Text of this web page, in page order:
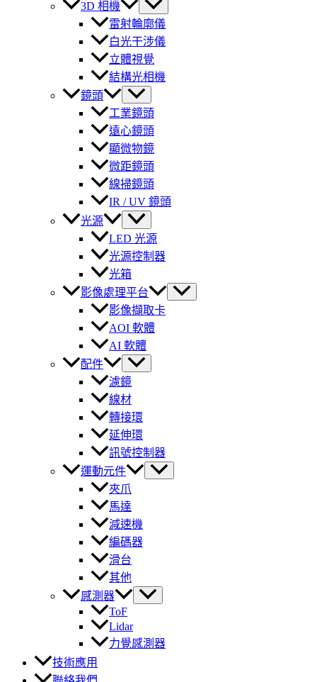
3D 相機
雷射輪廓儀
白光干涉儀
立體視覺
結構光相機
鏡頭
工業鏡頭
遠心鏡頭
顯微物鏡
微距鏡頭
線掃鏡頭
IR / UV 鏡頭
光源
LED 光源
光源控制器
光箱
影像處理平台
影像擷取卡
AOI 軟體
AI 軟體
配件
濾鏡
線材
轉接環
延伸環
訊號控制器
運動元件
夾爪
馬達
減速機
編碼器
滑台
其他
感測器
ToF
Lidar
力覺感測器
技術應用